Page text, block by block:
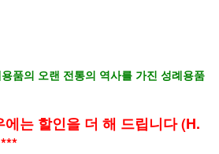
품의 오랜 전통의 역사를 가진 성례용품
는 할인을 더 해 드립니다 (H.